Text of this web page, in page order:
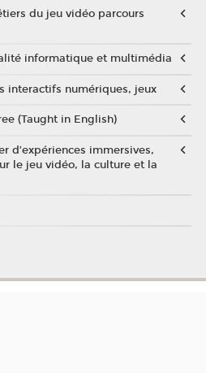
du jeu vidéo parcours
informatique et multimédia
interactifs numériques, jeux
(Taught in English)
d’expériences immersives,
le jeu vidéo, la culture et la